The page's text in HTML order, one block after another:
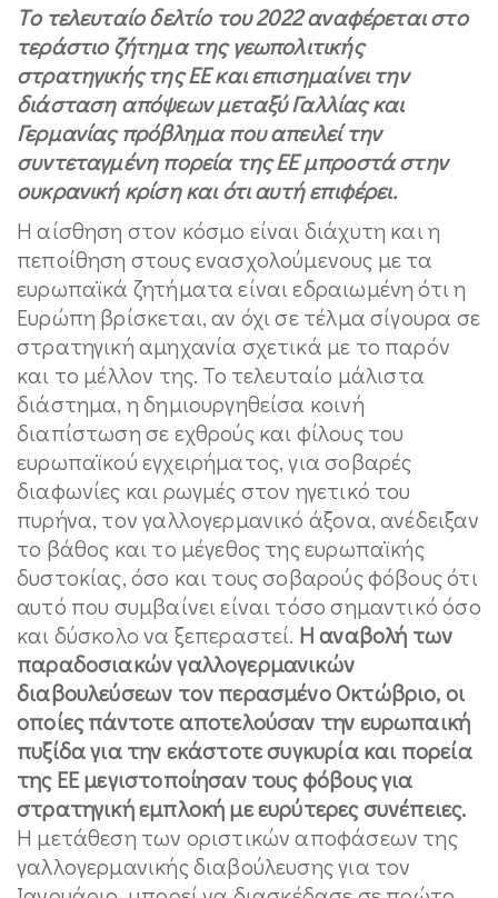
Tο τελευταίο δελτίο του 2022 αναφέρεται στο
τεράστιο ζήτημα της γεωπολιτικής
στρατηγικής της ΕΕ και επισημαίνει την
διάσταση απόψεων μεταξύ Γαλλίας και
Γερμανίας πρόβλημα που απειλεί την
συντεταγμένη πορεία της ΕΕ μπροστά στην
ουκρανική κρίση και ότι αυτή επιφέρει.
Η αίσθηση στον κόσμο είναι διάχυτη και η
πεποίθηση στους ενασχολούμενους με τα
ευρωπαϊκά ζητήματα είναι εδραιωμένη ότι η
Ευρώπη βρίσκεται, αν όχι σε τέλμα σίγουρα σε
στρατηγική αμηχανία σχετικά με το παρόν
και το μέλλον της. Το τελευταίο μάλιστα
διάστημα, η δημιουργηθείσα κοινή
διαπίστωση σε εχθρούς και φίλους του
ευρωπαϊκού εγχειρήματος, για σοβαρές
διαφωνίες και ρωγμές στον ηγετικό του
πυρήνα, τον γαλλογερμανικό άξονα, ανέδειξαν
το βάθος και το μέγεθος της ευρωπαϊκής
δυστοκίας, όσο και τους σοβαρούς φόβους ότι
αυτό που συμβαίνει είναι τόσο σημαντικό όσο
και δύσκολο να ξεπεραστεί. Η αναβολή των
παραδοσιακών γαλλογερμανικών
διαβουλεύσεων τον περασμένο Οκτώβριο, οι
οποίες πάντοτε αποτελούσαν την ευρωπαική
πυξίδα για την εκάστοτε συγκυρία και πορεία
της ΕΕ μεγιστοποίησαν τους φόβους για
στρατηγική εμπλοκή με ευρύτερες συνέπειες.
Η μετάθεση των οριστικών αποφάσεων της
γαλλογερμανικής διαβούλευσης για τον